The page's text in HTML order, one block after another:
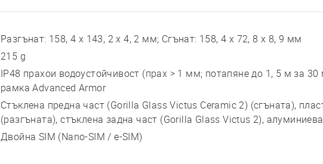
Разгънат: 158, 4 x 143, 2 x 4, 2 мм; Сгънат: 158, 4 x 72, 8 x 8, 9 мм
215 g
IP48 прахои водоустойчивост (прах > 1 мм; потапяне до 1, 5 м за
рамка Advanced Armor
Стъклена предна част (Gorilla Glass Victus Ceramic 2) (сгъната),
(разгъната), стъклена задна част (Gorilla Glass Victus 2),
Двойна SIM (Nano-SIM / e-SIM)